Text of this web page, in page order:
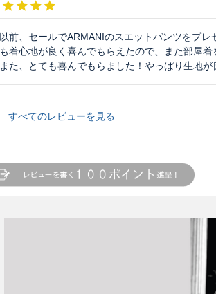
以前、セールでARMANIのスエットパンツをプ
も着心地が良く喜んでもらえたので、また部屋着
また、とても喜んでもらました！やっぱり生地が
すべてのレビューを見る